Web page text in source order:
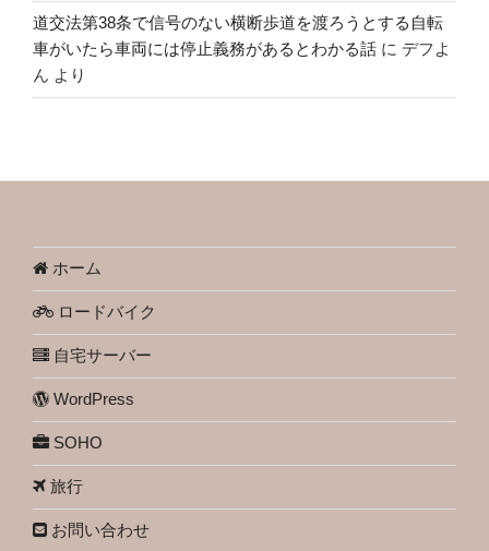
道交法第38条で信号のない横断歩道を渡ろうとする自転
車がいたら車両には停止義務があるとわかる話 に デフよ
ん より
ホーム
ロードバイク
自宅サーバー
WordPress
SOHO
旅行
お問い合わせ